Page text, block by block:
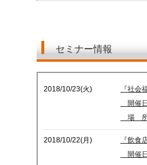
セミナー情報